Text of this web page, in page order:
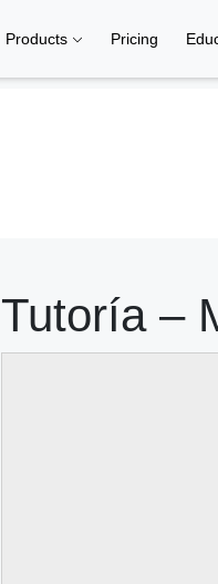
Products Pricing
Tutoría –